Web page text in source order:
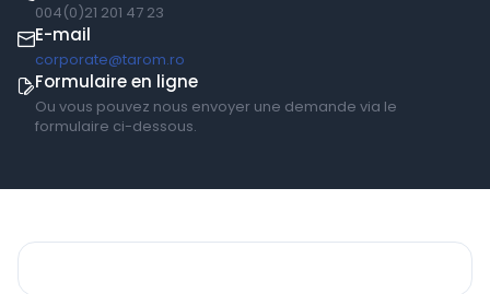
004(0)21 201 47 23
E-mail
corporate@tarom.ro
Formulaire en ligne
Ou vous pouvez nous envoyer une demande via le
formulaire ci-dessous.